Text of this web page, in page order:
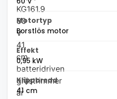
KG161.9
60
V
41
cm
batteridriven
grästrimmer
är
Motortyp
Borstlös motor
Effekt
0,95 kW
Klippbredd
41 cm